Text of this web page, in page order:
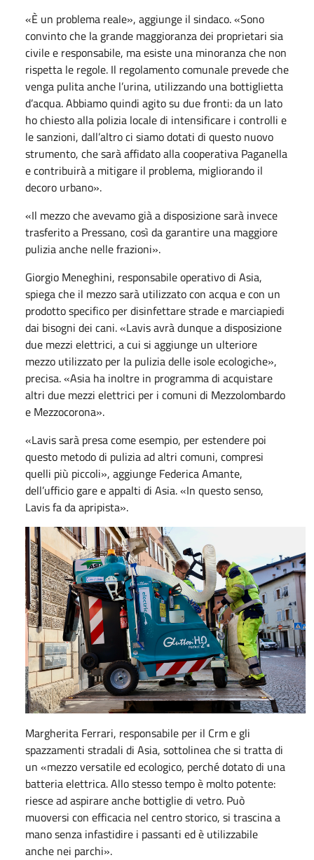
«È un problema reale», aggiunge il sindaco. «Sono
convinto che la grande maggioranza dei proprietari sia
civile e responsabile, ma esiste una minoranza che non
rispetta le regole. Il regolamento comunale prevede che
venga pulita anche l’urina, utilizzando una bottiglietta
d’acqua. Abbiamo quindi agito su due fronti: da un lato
ho chiesto alla polizia locale di intensificare i controlli e
le sanzioni, dall’altro ci siamo dotati di questo nuovo
strumento, che sarà affidato alla cooperativa Paganella
e contribuirà a mitigare il problema, migliorando il
decoro urbano».
«Il mezzo che avevamo già a disposizione sarà invece
trasferito a Pressano, così da garantire una maggiore
pulizia anche nelle frazioni».
Giorgio Meneghini, responsabile operativo di Asia,
spiega che il mezzo sarà utilizzato con acqua e con un
prodotto specifico per disinfettare strade e marciapiedi
dai bisogni dei cani. «Lavis avrà dunque a disposizione
due mezzi elettrici, a cui si aggiunge un ulteriore
mezzo utilizzato per la pulizia delle isole ecologiche»,
precisa. «Asia ha inoltre in programma di acquistare
altri due mezzi elettrici per i comuni di Mezzolombardo
e Mezzocorona».
«Lavis sarà presa come esempio, per estendere poi
questo metodo di pulizia ad altri comuni, compresi
quelli più piccoli», aggiunge Federica Amante,
dell’ufficio gare e appalti di Asia. «In questo senso,
Lavis fa da apripista».
Margherita Ferrari, responsabile per il Crm e gli
spazzamenti stradali di Asia, sottolinea che si tratta di
un «mezzo versatile ed ecologico, perché dotato di una
batteria elettrica. Allo stesso tempo è molto potente:
riesce ad aspirare anche bottiglie di vetro. Può
muoversi con efficacia nel centro storico, si trascina a
mano senza infastidire i passanti ed è utilizzabile
anche nei parchi».